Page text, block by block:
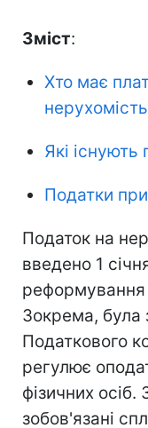
Зміст:
Хто має
нерухомість
Які існують
Податки
Податок на
введено 1
реформування
Зокрема, була
Податкового
регулює
фізичних
зобов'язані